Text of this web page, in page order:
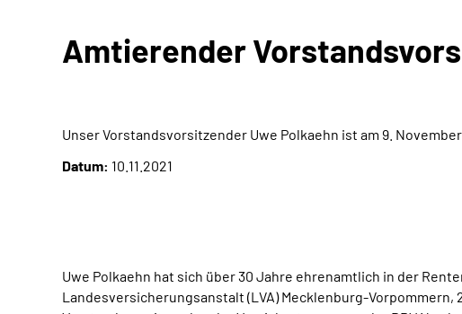
Amtierender
Unser Vorstandsvorsitzender Uwe Polkaehn ist am 9.
Datum: 10.11.2021
Uwe Polkaehn hat sich über 30 Jahre ehrenamtlich in der
Landesversicherungsanstalt (LVA) Mecklenburg-